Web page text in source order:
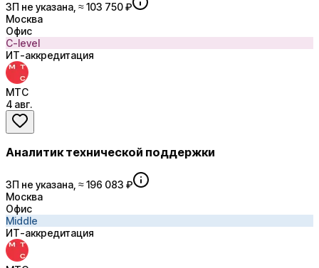
ЗП не указана, ≈ 103 750 ₽
Москва
Офис
C-level
ИТ-аккредитация
МТС
4 авг.
Аналитик технической поддержки
ЗП не указана, ≈ 196 083 ₽
Москва
Офис
Middle
ИТ-аккредитация